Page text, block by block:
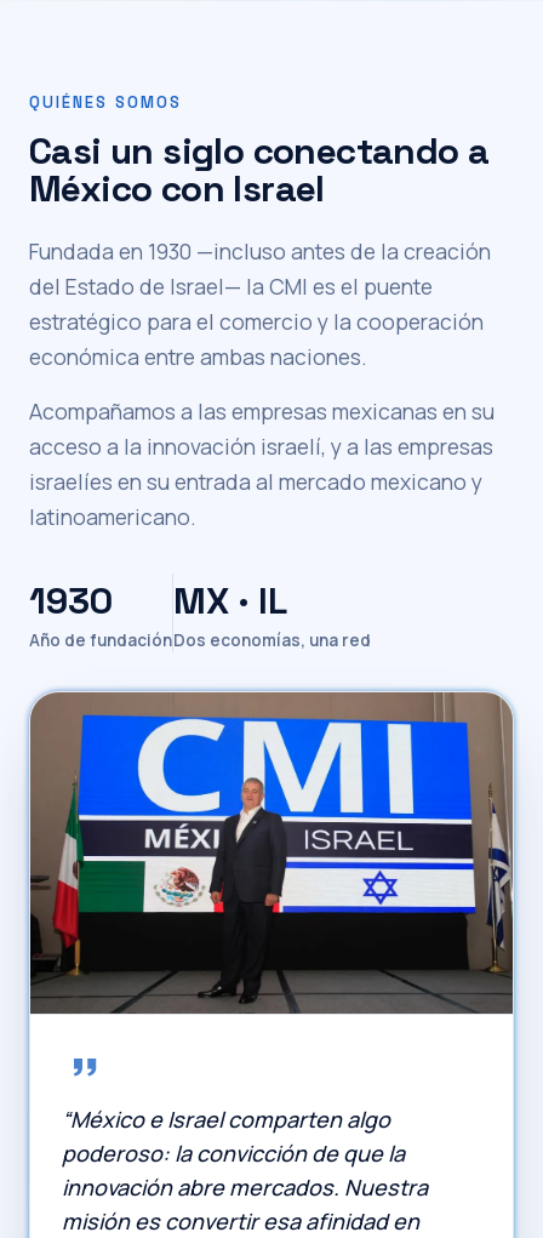
QUIÉNES SOMOS
Casi un siglo conectando a
México con Israel
Fundada en 1930 —incluso antes de la creación
del Estado de Israel— la CMI es el puente
estratégico para el comercio y la cooperación
económica entre ambas naciones.
Acompañamos a las empresas mexicanas en su
acceso a la innovación israelí, y a las empresas
israelíes en su entrada al mercado mexicano y
latinoamericano.
1930
Año de fundación
MX · IL
Dos economías, una red
“México e Israel comparten algo
poderoso: la convicción de que la
innovación abre mercados. Nuestra
misión es convertir esa afinidad en